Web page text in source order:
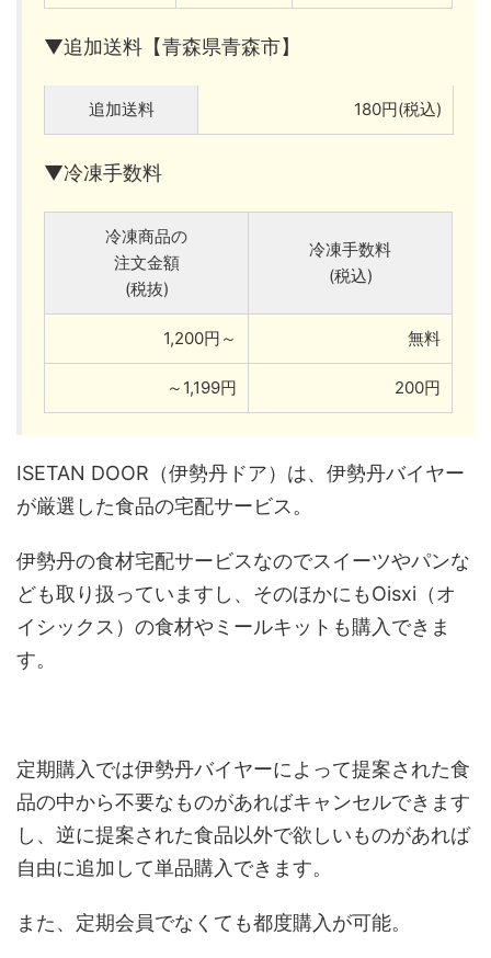
▼追加送料【青森県青森市】
追加送料 180円(税込)
▼冷凍手数料
冷凍商品の
注文金額
(税抜)
冷凍手数料
(税込)
1,200円～ 無料
～1,199円 200円
ISETAN DOOR（伊勢丹ドア）は、伊勢丹バイヤー
が厳選した食品の宅配サービス。
伊勢丹の食材宅配サービスなのでスイーツやパンな
ども取り扱っていますし、そのほかにもOisxi（オ
イシックス）の食材やミールキットも購入できま
す。
定期購入では伊勢丹バイヤーによって提案された食
品の中から不要なものがあればキャンセルできます
し、逆に提案された食品以外で欲しいものがあれば
自由に追加して単品購入できます。
また、定期会員でなくても都度購入が可能。